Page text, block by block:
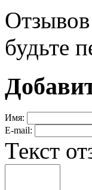
будьте
Имя:
E-mail:
Текст